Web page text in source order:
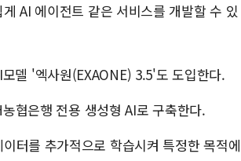
AI 에이전트 같은 서비스를 개발할 수 있
델 '엑사원(EXAONE) 3.5'도 도입한다.
협은행 전용 생성형 AI로 구축한다.
터를 추가적으로 학습시켜 특정한 목적에